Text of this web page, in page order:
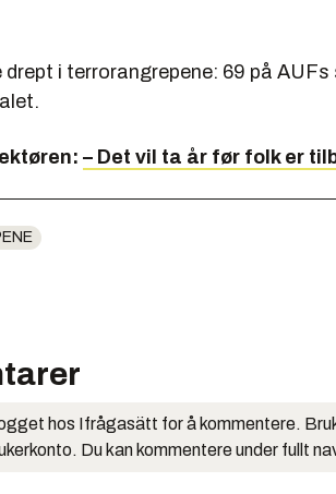
drept i terrorangrepene: 69 på
– Det vil ta år før folk er
hos Ifrågasätt for å kommentere.
Du kan kommentere under fullt